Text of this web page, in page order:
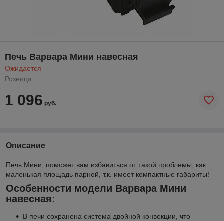
Печь Варвара Мини навесная
Ожидается
Розница
1 096 руб.
Описание
Печь Мини, поможет вам избавиться от такой проблемы, как
маленькая площадь парной, т.к. имеет компактные габариты!
Особенности модели Варвара Мини
навесная:
В печи сохранена система двойной конвекции, что